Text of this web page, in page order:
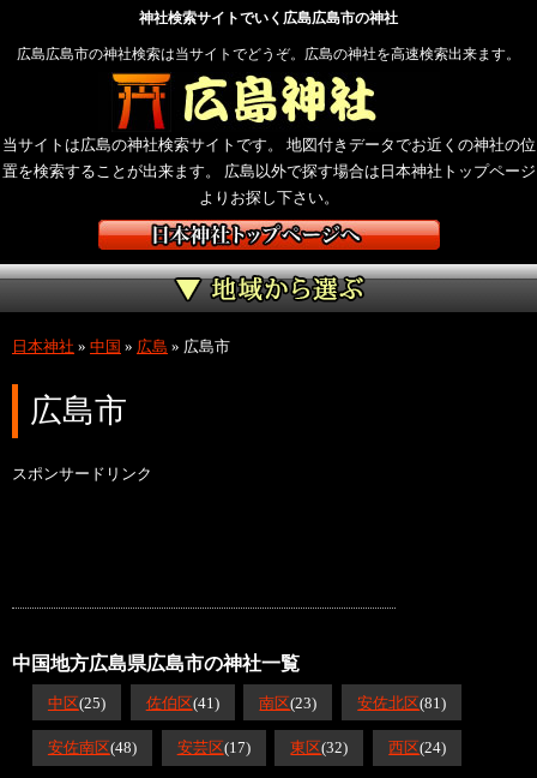
神社検索サイトでいく広島広島市の神社
広島広島市の神社検索は当サイトでどうぞ。広島の神社を高速検索出来ます。
当サイトは広島の神社検索サイトです。 地図付きデータでお近くの神社の位
置を検索することが出来ます。 広島以外で探す場合は日本神社トップページ
よりお探し下さい。
日本神社 » 中国 » 広島 » 広島市
広島市
スポンサードリンク
中国地方広島県広島市の神社一覧
中区(25) 佐伯区(41) 南区(23) 安佐北区(81)
安佐南区(48) 安芸区(17) 東区(32) 西区(24)